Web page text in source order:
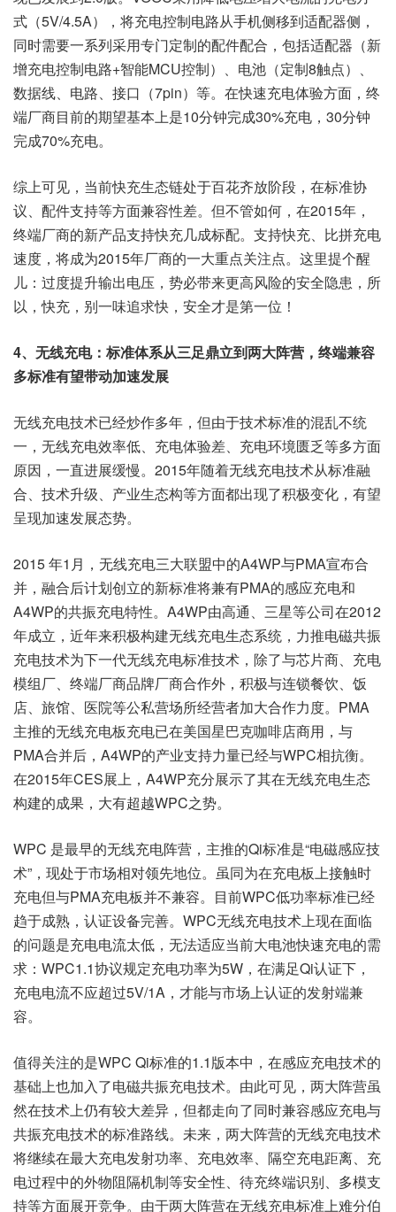
式（5V/4.5A），将充电控制电路从手机侧移到适配器侧，
同时需要一系列采用专门定制的配件配合，包括适配器（新
增充电控制电路+智能MCU控制）、电池（定制8触点）、
数据线、电路、接口（7pin）等。在快速充电体验方面，终
端厂商目前的期望基本上是10分钟完成30%充电，30分钟
完成70%充电。
综上可见，当前快充生态链处于百花齐放阶段，在标准协
议、配件支持等方面兼容性差。但不管如何，在2015年，
终端厂商的新产品支持快充几成标配。支持快充、比拼充电
速度，将成为2015年厂商的一大重点关注点。这里提个醒
儿：过度提升输出电压，势必带来更高风险的安全隐患，所
以，快充，别一味追求快，安全才是第一位！
4、无线充电：标准体系从三足鼎立到两大阵营，终端兼容
多标准有望带动加速发展
无线充电技术已经炒作多年，但由于技术标准的混乱不统
一，无线充电效率低、充电体验差、充电环境匮乏等多方面
原因，一直进展缓慢。2015年随着无线充电技术从标准融
合、技术升级、产业生态构等方面都出现了积极变化，有望
呈现加速发展态势。
2015 年1月，无线充电三大联盟中的A4WP与PMA宣布合
并，融合后计划创立的新标准将兼有PMA的感应充电和
A4WP的共振充电特性。A4WP由高通、三星等公司在2012
年成立，近年来积极构建无线充电生态系统，力推电磁共振
充电技术为下一代无线充电标准技术，除了与芯片商、充电
模组厂、终端厂商品牌厂商合作外，积极与连锁餐饮、饭
店、旅馆、医院等公私营场所经营者加大合作力度。PMA
主推的无线充电板充电已在美国星巴克咖啡店商用，与
PMA合并后，A4WP的产业支持力量已经与WPC相抗衡。
在2015年CES展上，A4WP充分展示了其在无线充电生态
构建的成果，大有超越WPC之势。
WPC 是最早的无线充电阵营，主推的Qi标准是“电磁感应技
术”，现处于市场相对领先地位。虽同为在充电板上接触时
充电但与PMA充电板并不兼容。目前WPC低功率标准已经
趋于成熟，认证设备完善。WPC无线充电技术上现在面临
的问题是充电电流太低，无法适应当前大电池快速充电的需
求：WPC1.1协议规定充电功率为5W，在满足Qi认证下，
充电电流不应超过5V/1A，才能与市场上认证的发射端兼
容。
值得关注的是WPC Qi标准的1.1版本中，在感应充电技术的
基础上也加入了电磁共振充电技术。由此可见，两大阵营虽
然在技术上仍有较大差异，但都走向了同时兼容感应充电与
共振充电技术的标准路线。未来，两大阵营的无线充电技术
将继续在最大充电发射功率、充电效率、隔空充电距离、充
电过程中的外物阻隔机制等安全性、待充终端识别、多模支
持等方面展开竞争。由于两大阵营在无线充电标准上难分伯